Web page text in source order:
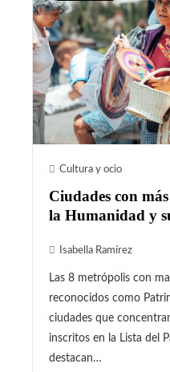
Cultura y ocio
Ciudades con
la Humanidad y
Isabella Ramírez
Las 8 metrópolis con
reconocidos como
ciudades que
inscritos en la Lista del
destacan…